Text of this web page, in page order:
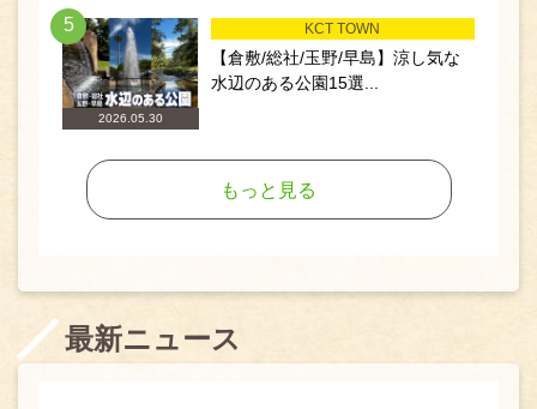
5
2026.05.30
KCT TOWN
【倉敷/総社/玉野/早島】涼し気な
水辺のある公園15選...
もっと見る
最新ニュース